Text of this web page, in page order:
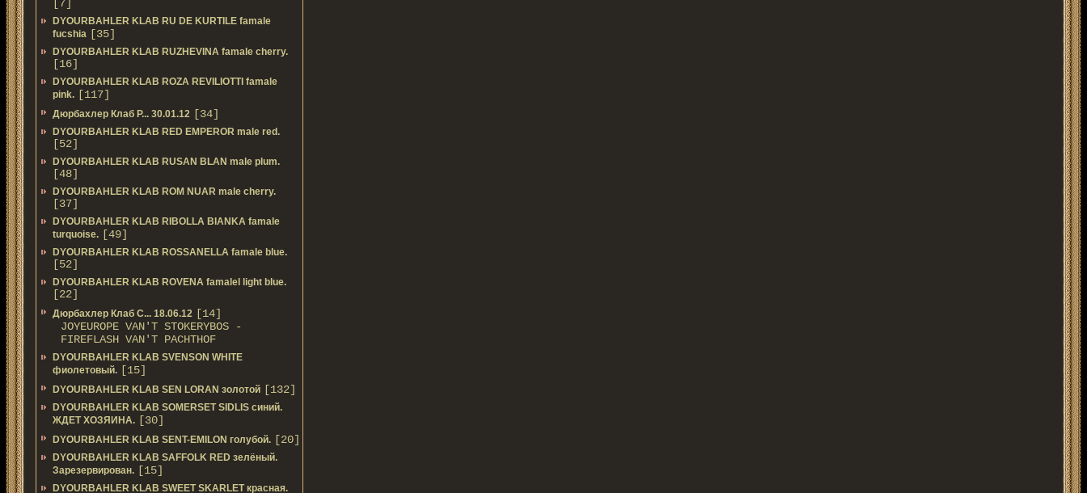
[7]
DYOURBAHLER KLAB RU DE KURTILE famale
fucshia [35]
DYOURBAHLER KLAB RUZHEVINA famale cherry.
[16]
DYOURBAHLER KLAB ROZA REVILIOTTI famale
pink. [117]
Дюрбахлер Клаб Р... 30.01.12 [34]
DYOURBAHLER KLAB RED EMPEROR male red.
[52]
DYOURBAHLER KLAB RUSAN BLAN male plum.
[48]
DYOURBAHLER KLAB ROM NUAR male cherry.
[37]
DYOURBAHLER KLAB RIBOLLA BIANKA famale
turquoise. [49]
DYOURBAHLER KLAB ROSSANELLA famale blue.
[52]
DYOURBAHLER KLAB ROVENA famalel light blue.
[22]
Дюрбахлер Клаб C... 18.06.12 [14]
JOYEUROPE VAN'T STOKERYBOS -
FIREFLASH VAN'T PACHTHOF
DYOURBAHLER KLAB SVENSON WHITE
фиолетовый. [15]
DYOURBAHLER KLAB SEN LORAN золотой [132]
DYOURBAHLER KLAB SOMERSET SIDLIS синий.
ЖДЕТ ХОЗЯИНА. [30]
DYOURBAHLER KLAB SENT-EMILON голубой. [20]
DYOURBAHLER KLAB SAFFOLK RED зелёный.
Зарезервирован. [15]
DYOURBAHLER KLAB SWEET SKARLET красная.